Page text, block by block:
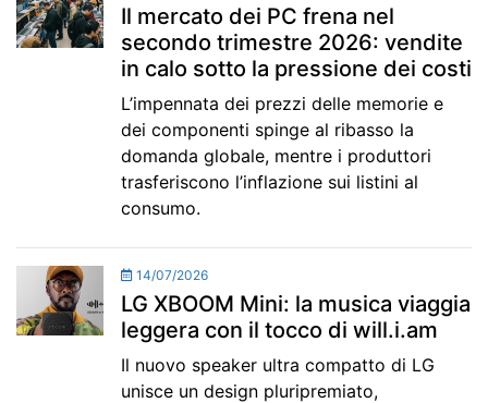
Il mercato dei PC frena nel
secondo trimestre 2026: vendite
in calo sotto la pressione dei costi
L’impennata dei prezzi delle memorie e
dei componenti spinge al ribasso la
domanda globale, mentre i produttori
trasferiscono l’inflazione sui listini al
consumo.
14/07/2026
LG XBOOM Mini: la musica viaggia
leggera con il tocco di will.i.am
Il nuovo speaker ultra compatto di LG
unisce un design pluripremiato,